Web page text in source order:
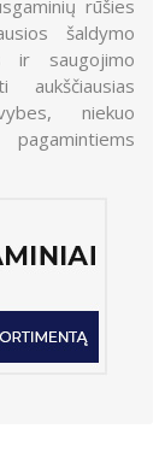
rūšies
šaldymo
ir saugojimo
aukščiausias
niekuo